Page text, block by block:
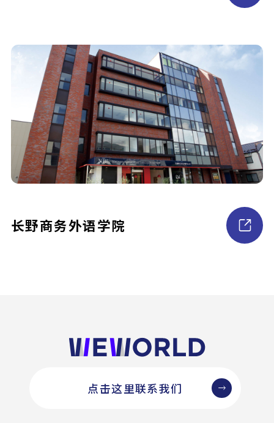
长野商务外语学院
点击这里联系我们